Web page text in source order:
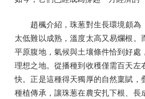
趙楓介紹，珠葱對生長環境頗為
太低難以成熟，溫度太高又易爛根。
平原腹地，氣候與土壤條件恰到好處
理想之地。從播種到收穫僅需百天左
快。正是這種得天獨厚的自然稟賦，
種植傳承，讓珠葱在農安扎下根、長